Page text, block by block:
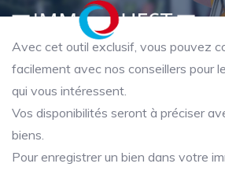
Avec cet outil exclusif, vous pouvez
facilement avec nos conseillers pour
qui vous intéressent.
Vos disponibilités seront à préciser
biens.
Pour enregistrer un bien dans votre